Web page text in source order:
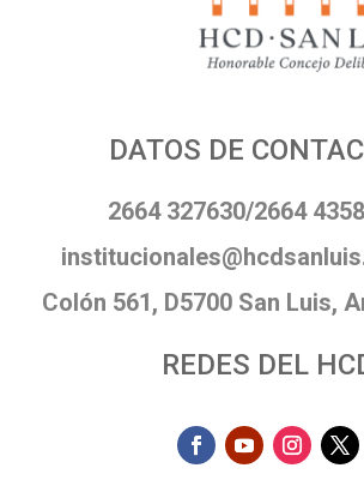
DATOS DE
2664 327630/2664
Colón 561, D5700 San Luis,
REDES DEL